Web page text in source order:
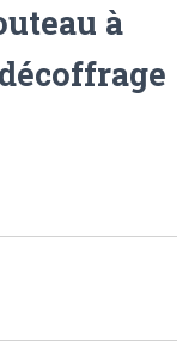
à